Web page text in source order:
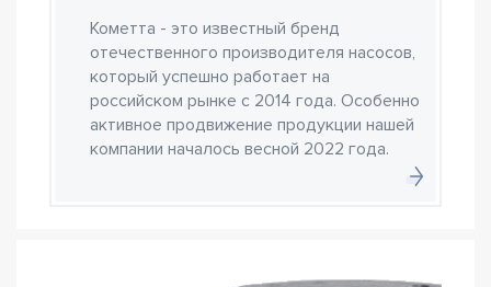
Кометта - это известный бренд
отечественного производителя насосов,
который успешно работает на
российском рынке с 2014 года. Особенно
активное продвижение продукции нашей
компании началось весной 2022 года.